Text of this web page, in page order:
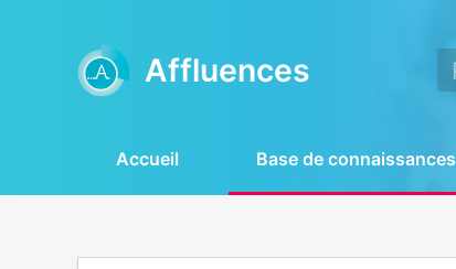
Affluences
Accueil Base de connaissances